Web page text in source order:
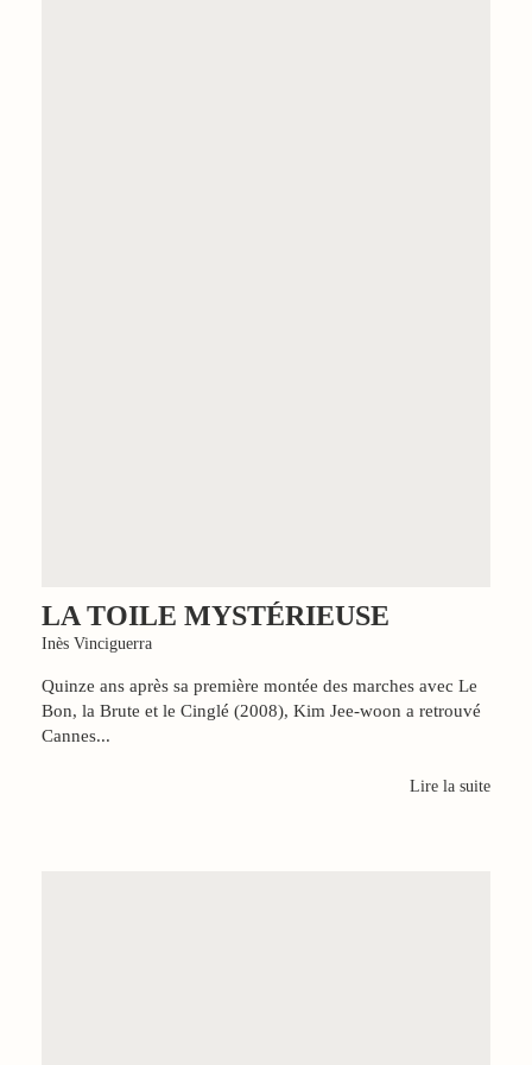
LA TOILE MYSTÉRIEUSE
Inès Vinciguerra
Quinze ans après sa première montée des marches avec Le
Bon, la Brute et le Cinglé (2008), Kim Jee-woon a retrouvé
Cannes...
Lire la suite